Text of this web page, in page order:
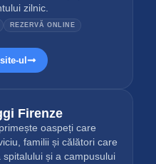
zilnic.
REZERVĂ ONLINE
ul
Firenze
oaspeți care
familii și călători care
și a campusului